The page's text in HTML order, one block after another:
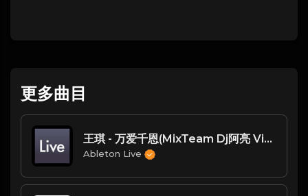
更多曲目
王琪 - 万爱千恩(MixTeam Dj阿亮 VinaHouse Mix国语男)
Ableton Live